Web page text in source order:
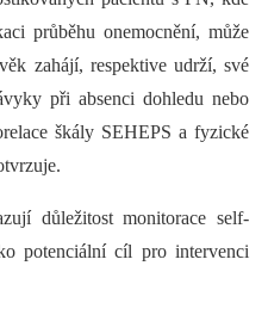
průběhu onemocnění, může
zahájí, respektive udrží, své
při absenci dohledu nebo
škály SEHEPS a fyzické
důležitost monitorace self-
potenciální cíl pro intervenci